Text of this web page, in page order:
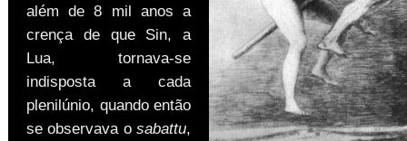
além de 8 mil anos a
crença de que Sin, a
Lua, tornava-se
indisposta a cada
plenilúnio, quando então
se observava o sabattu,